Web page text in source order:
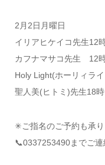
2月2日月曜日
イリアヒケイコ先生12
カフナマサコ先生 12
Holy Light(ホーリィラ
聖人美(ヒトミ)先生18
✳︎ご指名のご予約も承り
📞0337253490までご